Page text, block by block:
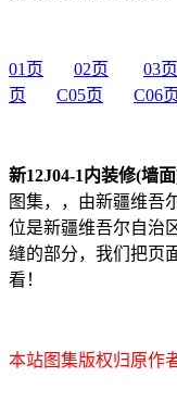
01页 02页 03页
页
C05页 C06
新12J04-1内装修(墙
图集，，由新疆维吾
位是新疆维吾尔自治
缝的部分，我们把页
看！
本站图集版权归原作